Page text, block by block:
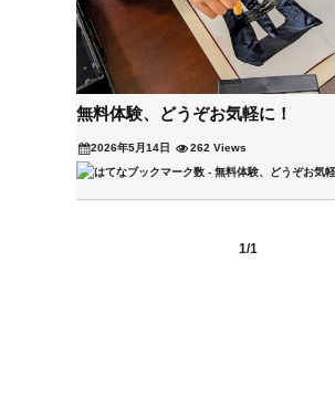
無料体験、どうぞお気軽に！
2026年5月14日 262 Views
1/1